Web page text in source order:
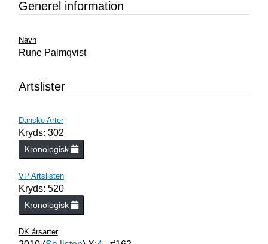
Generel information
Navn
Rune Palmqvist
Artslister
Danske Arter
Kryds: 302
Kronologisk
VP Artslisten
Kryds: 520
Kronologisk
DK årsarter